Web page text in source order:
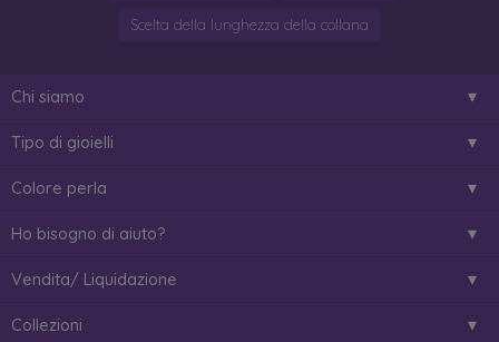
Scelta della lunghezza della collana
Chi siamo
Tipo di gioielli
Colore perla
Ho bisogno di aiuto?
Vendita/ Liquidazione
Collezioni